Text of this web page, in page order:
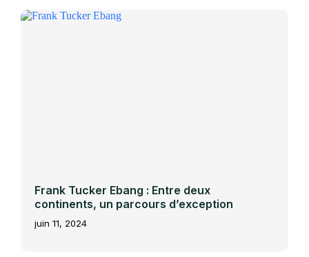
Frank Tucker Ebang : Entre deux
continents, un parcours d’exception
juin 11, 2024